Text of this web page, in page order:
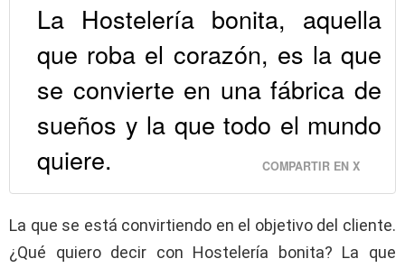
La Hostelería bonita, aquella
que roba el corazón, es la que
se convierte en una fábrica de
sueños y la que todo el mundo
quiere.
COMPARTIR EN X
La que se está convirtiendo en el objetivo del cliente.
¿Qué quiero decir con Hostelería bonita? La que